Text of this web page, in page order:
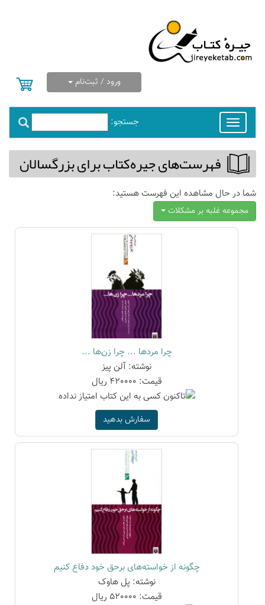
ورود / ثبت‌نام
جستجو:
Toggle
navigation
فهرست‌های جیره‌كتاب برای بزرگسالان
شما در حال مشاهده این فهرست هستید:
مجموعه غلبه بر مشكلات
چرا مردها ... چرا زن‌ها ...
نوشته: آلن پیز
قیمت: 420000 ریال
سفارش بدهید
چگونه از خواسته‌های برحق خود دفاع کنیم
نوشته: پل هاوک
قیمت: 520000 ریال